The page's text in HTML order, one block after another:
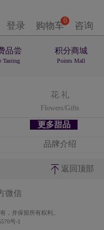
登录 0
购物车 咨询
品尝
Tasting
积分商城
Points Mall
花.礼
Flowers/Gifts
更多甜品
品牌介绍
返回顶部
微信
，并保留所有权利。
号-1